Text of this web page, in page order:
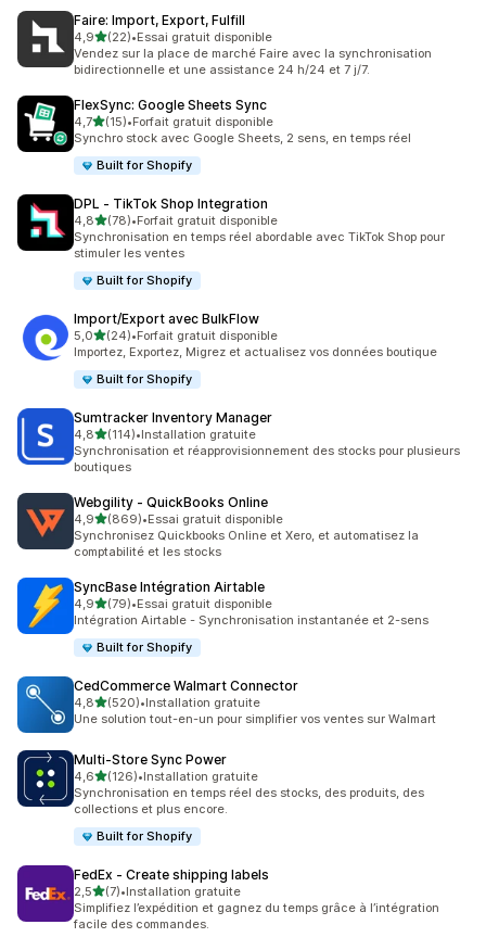
Faire: Import, Export, Fulfill
4,9étoile(s) sur 5
(22)
22 avis au total
•Essai gratuit disponible
Vendez sur la place de marché Faire avec la synchronisation
bidirectionnelle et une assistance 24 h/24 et 7 j/7.
FlexSync: Google Sheets Sync
4,7étoile(s) sur 5
(15)
15 avis au total
•Forfait gratuit disponible
Synchro stock avec Google Sheets, 2 sens, en temps réel
Built for Shopify
DPL ‑ TikTok Shop Integration
4,8étoile(s) sur 5
(78)
78 avis au total
•Forfait gratuit disponible
Synchronisation en temps réel abordable avec TikTok Shop pour
stimuler les ventes
Built for Shopify
Import/Export avec BulkFlow
5,0étoile(s) sur 5
(24)
24 avis au total
•Forfait gratuit disponible
Importez, Exportez, Migrez et actualisez vos données boutique
Built for Shopify
Sumtracker Inventory Manager
4,8étoile(s) sur 5
(114)
114 avis au total
•Installation gratuite
Synchronisation et réapprovisionnement des stocks pour plusieurs
boutiques
Webgility ‑ QuickBooks Online
4,9étoile(s) sur 5
(869)
869 avis au total
•Essai gratuit disponible
Synchronisez Quickbooks Online et Xero, et automatisez la
comptabilité et les stocks
SyncBase Intégration Airtable
4,9étoile(s) sur 5
(79)
79 avis au total
•Essai gratuit disponible
Intégration Airtable - Synchronisation instantanée et 2-sens
Built for Shopify
CedCommerce Walmart Connector
4,8étoile(s) sur 5
(520)
520 avis au total
•Installation gratuite
Une solution tout-en-un pour simplifier vos ventes sur Walmart
Multi‑Store Sync Power
4,6étoile(s) sur 5
(126)
126 avis au total
•Installation gratuite
Synchronisation en temps réel des stocks, des produits, des
collections et plus encore.
Built for Shopify
FedEx ‑ Create shipping labels
2,5étoile(s) sur 5
(7)
7 avis au total
•Installation gratuite
Simplifiez l’expédition et gagnez du temps grâce à l’intégration
facile des commandes.